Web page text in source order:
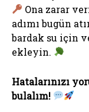
Ona zarar
adımı bugün
bardak su için
ekleyin.
Hatalarınızı
bulalım!